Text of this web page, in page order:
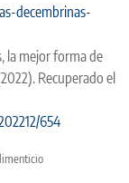
decembrinas-
la mejor forma de
Recuperado el
654